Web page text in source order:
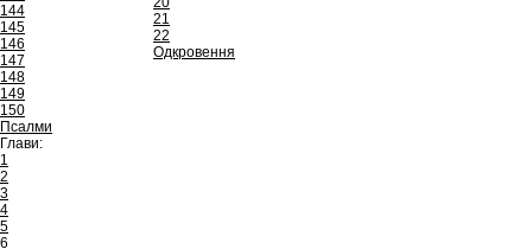
144
145
146
147
148
149
150
Псалми
Глави:
1
2
3
4
5
6
21
22
Одкровення